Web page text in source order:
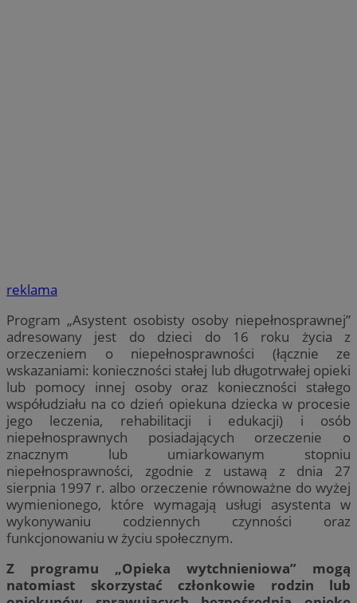
reklama
Program „Asystent osobisty osoby niepełnosprawnej”
adresowany jest do dzieci do 16 roku życia z
orzeczeniem o niepełnosprawności (łącznie ze
wskazaniami: konieczności stałej lub długotrwałej opieki
lub pomocy innej osoby oraz konieczności stałego
współudziału na co dzień opiekuna dziecka w procesie
jego leczenia, rehabilitacji i edukacji) i osób
niepełnosprawnych posiadających orzeczenie o
znacznym lub umiarkowanym stopniu
niepełnosprawności, zgodnie z ustawą z dnia 27
sierpnia 1997 r. albo orzeczenie równoważne do wyżej
wymienionego, które wymagają usługi asystenta w
wykonywaniu codziennych czynności oraz
funkcjonowaniu w życiu społecznym.
Z programu „Opieka wytchnieniowa” mogą
natomiast skorzystać członkowie rodzin lub